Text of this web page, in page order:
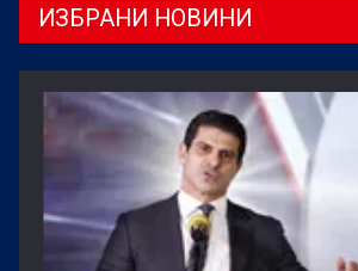
ИЗБРАНИ НОВИНИ